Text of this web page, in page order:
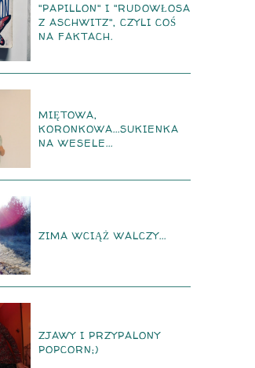
"PAPILLON" I "RUDOWŁOSA
Z ASCHWITZ", CZYLI COŚ
NA FAKTACH.
MIĘTOWA,
KORONKOWA...SUKIENKA
NA WESELE...
ZIMA WCIĄŻ WALCZY...
ZJAWY I PRZYPALONY
POPCORN;)